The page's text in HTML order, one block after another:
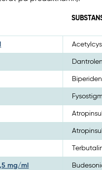
Dantrolen
Biperiden
mg/ml